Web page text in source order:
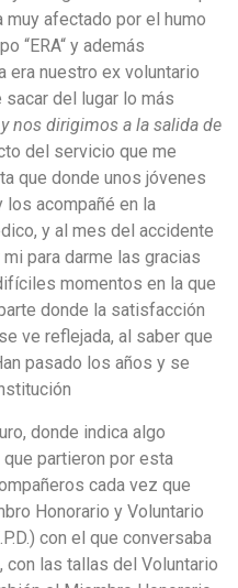
afectado por el humo
“ERA“ y además
era nuestro ex voluntario
sacar del lugar lo más
nos dirigimos a la salida de
del servicio que me
que donde unos jóvenes
acompañé en la
y al mes del accidente
para darme las gracias
momentos en la que
donde la satisfacción
ve reflejada, al saber que
pasado los años y se
donde indica algo
partieron por esta
cada vez que
Honorario y Voluntario
con el que conversaba
con las tallas del Voluntario